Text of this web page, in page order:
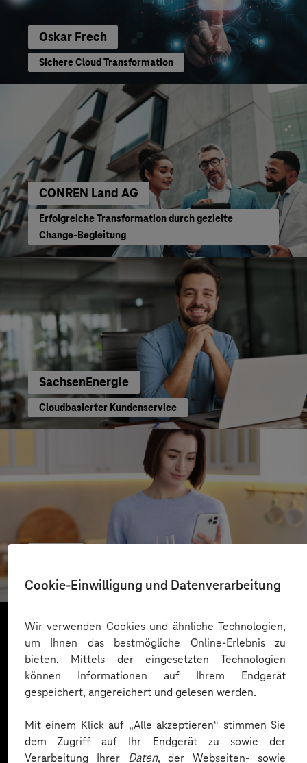
Cookie-Einwilligung und Datenverarbeitung
Wir verwenden Cookies und ähnliche Technologien,
um Ihnen das bestmögliche Online-Erlebnis zu
bieten. Mittels der eingesetzten Technologien
können Informationen auf Ihrem Endgerät
gespeichert, angereichert und gelesen werden.
Mit einem Klick auf „Alle akzeptieren“ stimmen Sie
dem Zugriff auf Ihr Endgerät zu sowie der
Verarbeitung Ihrer Daten, der Webseiten- sowie
Oskar Frech
Sichere Cloud Transformation
CONREN Land AG
Erfolgreiche Transformation durch gezielte
Change-Begleitung
SachsenEnergie
Cloudbasierter Kundenservice
Cloudbasierter Kundenservice
Mehr laden
Zahlreiche Unternehmen